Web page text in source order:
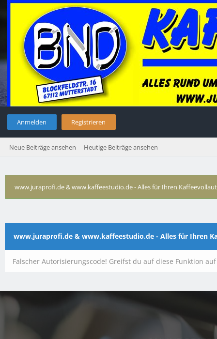
Anmelden Registrieren
Neue Beiträge ansehen Heutige Beiträge ansehen
www.juraprofi.de & www.kaffeestudio.de - Alles für Ihren
www.juraprofi.de & www.kaffeestudio.de - Alles für Ihren
Falscher Autorisierungscode! Greifst du auf diese Funktion